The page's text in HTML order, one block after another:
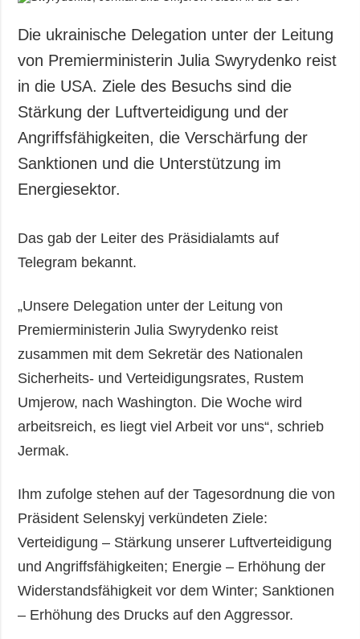
Die ukrainische Delegation unter der Leitung
von Premierministerin Julia Swyrydenko reist
in die USA. Ziele des Besuchs sind die
Stärkung der Luftverteidigung und der
Angriffsfähigkeiten, die Verschärfung der
Sanktionen und die Unterstützung im
Energiesektor.
Das gab der Leiter des Präsidialamts auf
Telegram bekannt.
„Unsere Delegation unter der Leitung von
Premierministerin Julia Swyrydenko reist
zusammen mit dem Sekretär des Nationalen
Sicherheits- und Verteidigungsrates, Rustem
Umjerow, nach Washington. Die Woche wird
arbeitsreich, es liegt viel Arbeit vor uns“, schrieb
Jermak.
Ihm zufolge stehen auf der Tagesordnung die von
Präsident Selenskyj verkündeten Ziele:
Verteidigung – Stärkung unserer Luftverteidigung
und Angriffsfähigkeiten; Energie – Erhöhung der
Widerstandsfähigkeit vor dem Winter; Sanktionen
– Erhöhung des Drucks auf den Aggressor.